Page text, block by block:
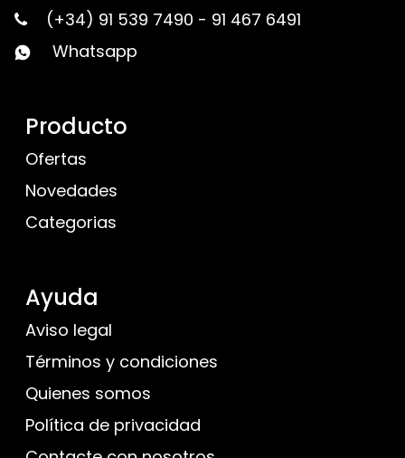
(+34) 91 539 7490 - 91 467 6491
Whatsapp
Producto
Ofertas
Novedades
Categorias
Ayuda
Aviso legal
Términos y condiciones
Quienes somos
Política de privacidad